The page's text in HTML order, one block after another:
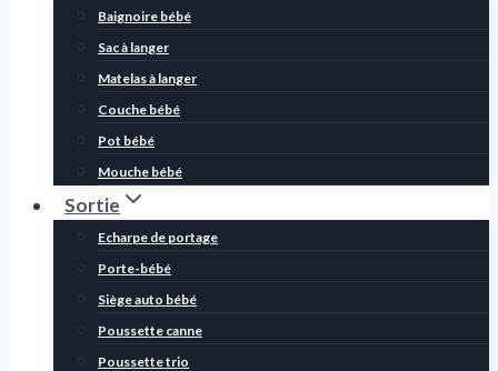
Baignoire bébé
Sac à langer
Matelas à langer
Couche bébé
Pot bébé
Mouche bébé
Sortie
Echarpe de portage
Porte-bébé
Siège auto bébé
Poussette canne
Poussette trio